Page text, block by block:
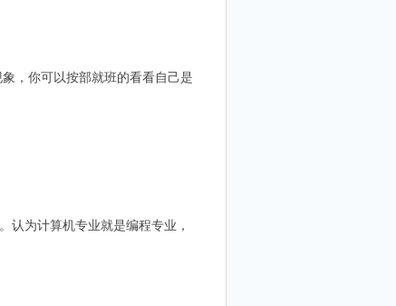
，你可以按部就班的看看自己是
为计算机专业就是编程专业，